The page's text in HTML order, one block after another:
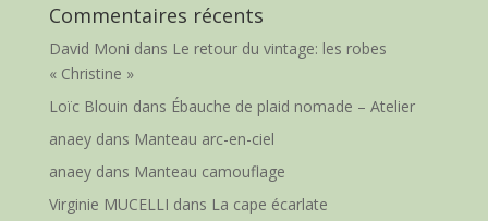
Commentaires récents
David Moni dans Le retour du vintage: les robes
« Christine »
Loïc Blouin dans Ébauche de plaid nomade – Atelier
anaeydans Manteau arc-en-ciel
anaeydans Manteau camouflage
Virginie MUCELLI dans La cape écarlate